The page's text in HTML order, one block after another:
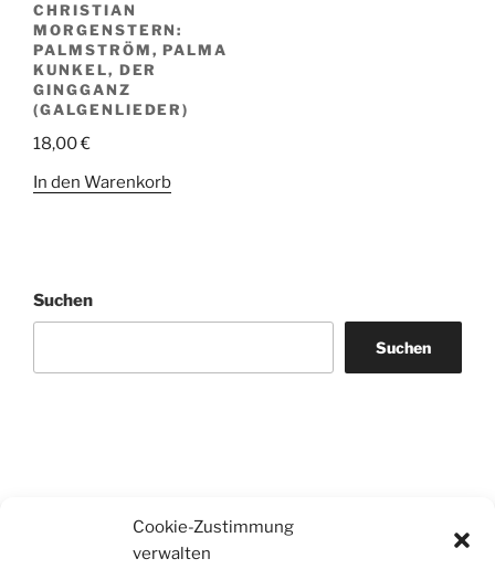
Cookie-Zustimmung
verwalten
CHRISTIAN
MORGENSTERN:
PALMSTRÖM, PALMA
KUNKEL, DER
GINGGANZ
(GALGENLIEDER)
18,00€
In den Warenkorb
Suchen
Suchen